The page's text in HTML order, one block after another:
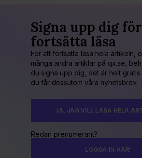
Signa upp dig
fortsätta läsa
För att fortsätta läsa hela artikeln,
många andra artiklar på qx.se,
du signa upp dig, det är helt gratis
du får dessutom våra nyhetsbrev.
JA, JAG VILL LÄSA HELA
Redan prenumerant?
LOGGA IN HÄR!